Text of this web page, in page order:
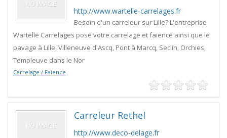
http://www.wartelle-carrelages.fr
Besoin d'un carreleur sur Lille? L'entreprise
Wartelle Carrelages pose votre carrelage et faience ainsi que le
pavage à Lille, Villeneuve d'Ascq, Pont à Marcq, Seclin, Orchies,
Templeuve dans le Nor
Carrelage / Faience
Carreleur Rethel
http://www.deco-delage.fr